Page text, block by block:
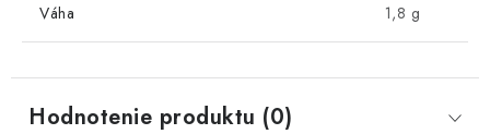
Váha 1,8 g
Hodnotenie produktu (0)